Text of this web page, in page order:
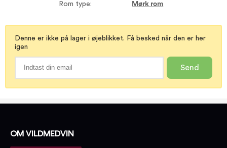
Rom type: Mørk rom
Denne er ikke på lager i øjeblikket. Få besked når den er her
igen
Send
OM VILDMEDVIN